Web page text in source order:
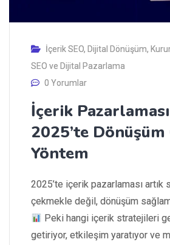
İçerik SEO, Dijital Dönüşüm,
SEO ve Dijital Pazarlama
0 Yorumlar
İçerik
2025’te
Yöntem
2025’te içerik pazarlaması artık
çekmekle değil, dönüşüm
Peki hangi içerik stratejileri
getiriyor, etkileşim yaratıyor ve